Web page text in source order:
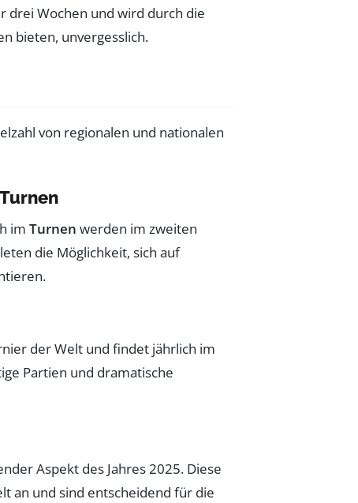
drei Wochen und wird durch die
bieten, unvergesslich.
von regionalen und nationalen
im Turnen werden im zweiten
die Möglichkeit, sich auf
der Welt und findet jährlich im
Partien und dramatische
Aspekt des Jahres 2025. Diese
an und sind entscheidend für die